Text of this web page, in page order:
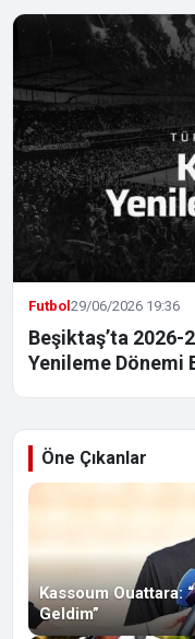
Futbol29/06/2026 19:36
Beşiktaş’ta 2026-
Yenileme Dönemi
Öne Çıkanlar
Kassoum Ouattara:
Geldim”